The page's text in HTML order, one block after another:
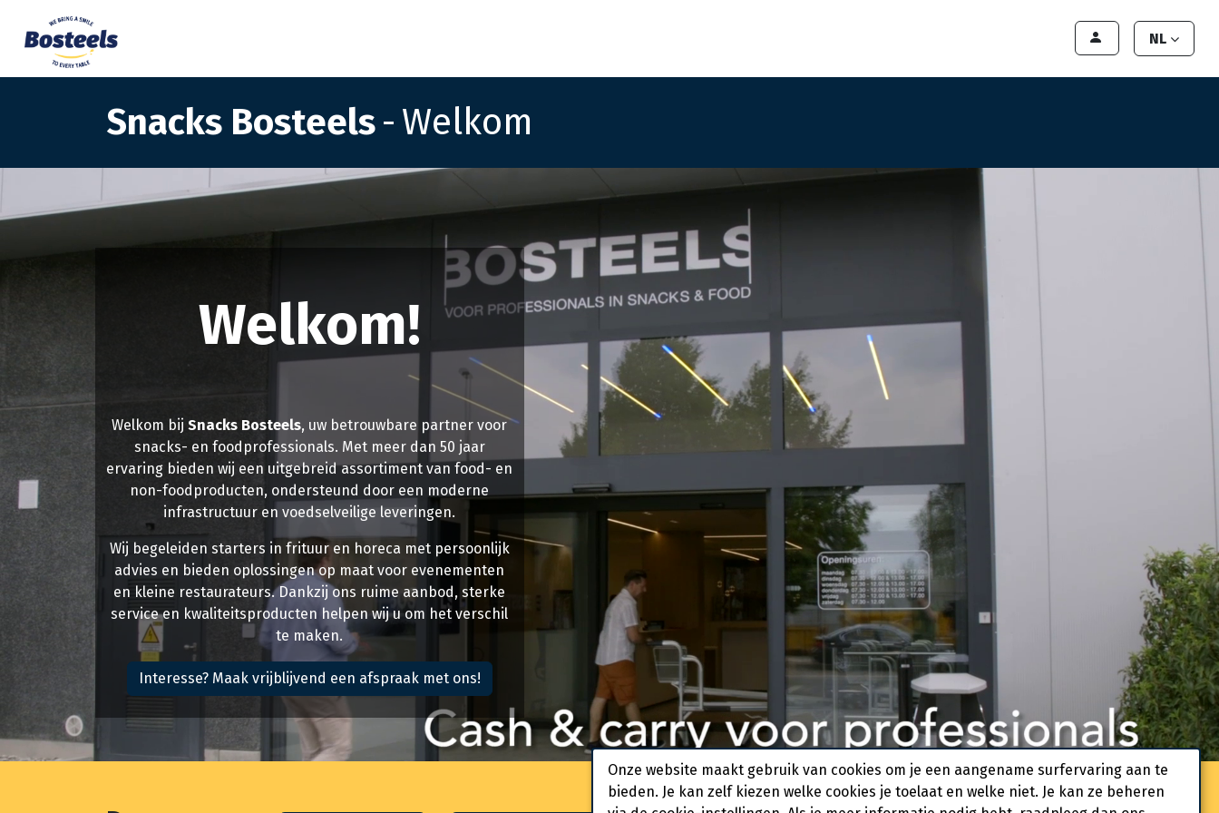
NL
Snacks Bosteels- Welkom
Welkom!
Welkom bijSnacks Bosteels, uw betrouwbare partner voor
snacks- en foodprofessionals. Met meer dan 50 jaar
ervaring bieden wij een uitgebreid assortiment van food- en
non-foodproducten, ondersteund door een moderne
infrastructuur en voedselveilige leveringen.
Wij begeleiden starters in frituur en horeca met persoonlijk
advies en bieden oplossingen op maat voor evenementen
en kleine restaurateurs. Dankzij ons ruime aanbod, sterke
service en kwaliteitsproducten helpen wij u om het verschil
te maken.
Interesse? Maak vrijblijvend een afspraak met ons!
Onze website maakt gebruik van cookies om je een aangename surfervaring aan te
bieden. Je kan zelf kiezen welke cookies je toelaat en welke niet. Je kan ze beheren